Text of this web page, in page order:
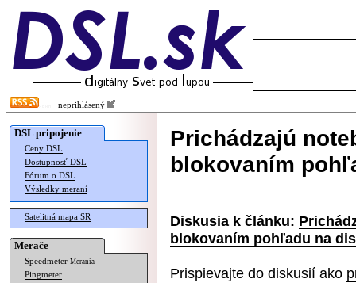
neprihlásený
DSL pripojenie
Ceny DSL
Dostupnosť DSL
Fórum o DSL
Výsledky meraní
Satelitná mapa SR
Merače
Speedmeter Merania
Pingmeter
Prichádzajú
blokovaním
Diskusia k článku:
blokovaním pohľadu na
Prispievajte do diskusií ako